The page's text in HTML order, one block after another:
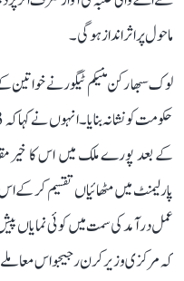
ماحول پر اثر انداز ہوگی۔
لوک سبھا رکن منیکم ٹیگور نے
کے بعد پورے ملک میں اس کا
پارلیمنٹ میں مٹھائیاں تقسیم کر کے
عمل درآمد کی سمت میں کوئی نمایاں
کہ مرکزی وزیر کرن رجیجو اس